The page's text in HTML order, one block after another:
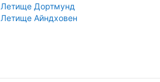
Летище Дортмунд
Летище Айндховен